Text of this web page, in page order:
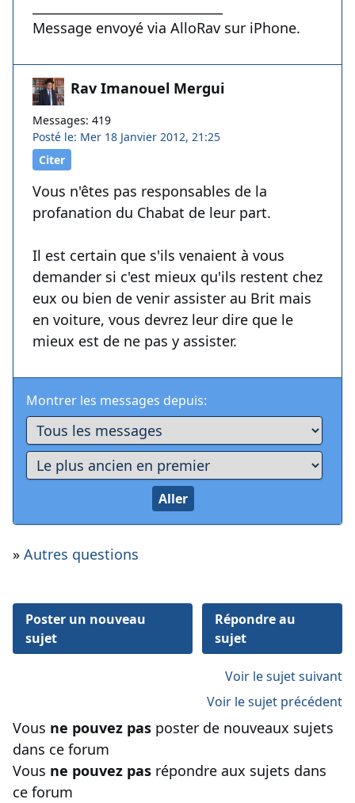
Message envoyé via AlloRav sur iPhone.
Rav Imanouel Mergui
Messages: 419
Posté le: Mer 18 Janvier 2012, 21:25
Citer
Vous n'êtes pas responsables de la
profanation du Chabat de leur part.
Il est certain que s'ils venaient à vous
demander si c'est mieux qu'ils restent chez
eux ou bien de venir assister au Brit mais
en voiture, vous devrez leur dire que le
mieux est de ne pas y assister.
Montrer les messages depuis:
» Autres questions
Poster un nouveau
sujet
Répondre au
sujet
Voir le sujet suivant
Voir le sujet précédent
Vous ne pouvez pas poster de nouveaux sujets
dans ce forum
Vous ne pouvez pas répondre aux sujets dans
ce forum